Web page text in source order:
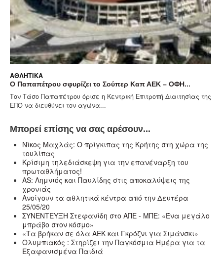
Σούπερ Καπ ΑΕΚ – ΟΦΗ...
Κεντρική Επιτροπή Διαιτησίας της
Νέα ήττα για τον ΟΦΗ από
Παρουσιάζοντας
Μπορεί επίσης να σας αρέσουν...
Νίκος Μαχλάς: Ο πρίγκιπας της Κρήτης στη χώρα της
τουλίπας
Κρίσιμη τηλεδιάσκεψη για την επανέναρξη του
πρωταθλήματος!
ΑS: Λημνιός και Παυλίδης στις αποκαλύψεις της
χρονιάς
Ανοίγουν τα αθλητικά κέντρα από την Δευτέρα
25/05/20
ΣΥΝΕΝΤΕΥΞΗ Στεφανίδη στο ΑΠΕ - ΜΠΕ: «Ένα μεγάλο
μπράβο στον κόσμο»
«Τα βρήκαν σε όλα ΑΕΚ και Γκρόζνι για Σιμάνσκι»
Ολυμπιακός : Στηρίζει την Παγκόσμια Ημέρα για τα
Εξαφανισμένα Παιδιά